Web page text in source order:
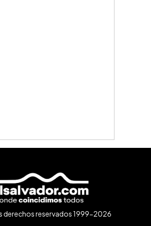
derechos reservados 1999-2026